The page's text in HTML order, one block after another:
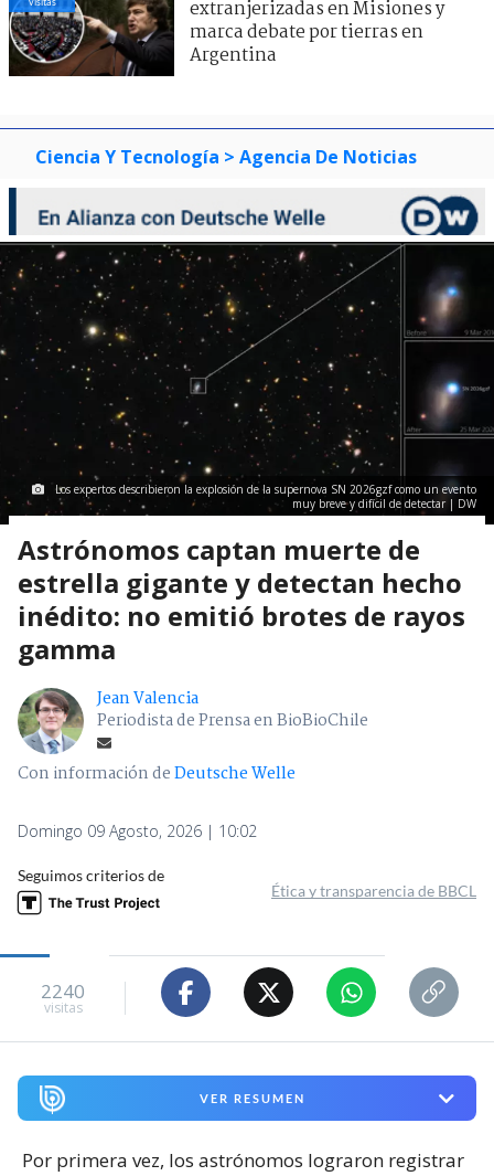
extranjerizadas en Misiones y
marca debate por tierras en
Argentina
Ciencia Y Tecnología > Agencia De Noticias
Los expertos describieron la explosión de la supernova SN 2026gzf como un evento
muy breve y difícil de detectar | DW
Astrónomos captan muerte de
estrella gigante y detectan hecho
inédito: no emitió brotes de rayos
gamma
Jean Valencia
Periodista de Prensa en BioBioChile
Con información deDeutsche Welle
Domingo 09 Agosto, 2026 | 10:02
Seguimos criterios de
Ética y transparencia de BBCL
2240
visitas
VER RESUMEN
Por primera vez, los astrónomos lograron registrar